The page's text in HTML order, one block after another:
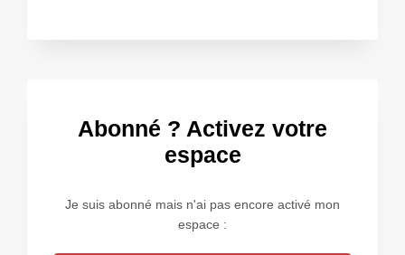
Abonné ? Activez votre
espace
Je suis abonné mais n'ai pas encore activé mon
espace :